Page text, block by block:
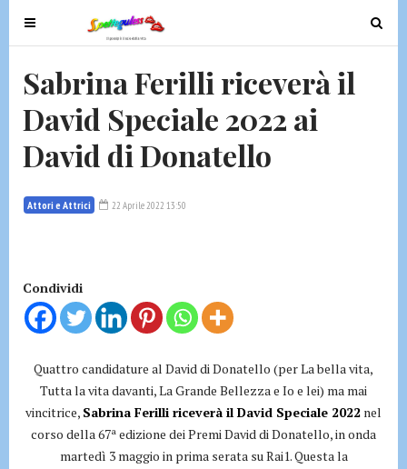
T
o
g
l
e
n
v
i
t
o
T
o
Sabrina Ferilli riceverà il
David Speciale 2022 ai
David di Donatello
Attori e Attrici 22 Aprile 2022 13:50
Condividi
Quattro candidature al David di Donatello (per La bella vita,
Tutta la vita davanti, La Grande Bellezza e Io e lei) ma mai
vincitrice, Sabrina Ferilli riceverà il David Speciale 2022 nel
corso della 67ª edizione dei Premi David di Donatello, in onda
martedì 3 maggio in prima serata su Rai1. Questa la